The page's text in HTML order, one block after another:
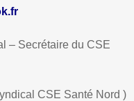
expandir
expandir
– Secrétaire du CSE
CSE Santé Nord )